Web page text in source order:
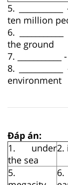
5.
ten million
6.
the ground
7.
8.
environment
Đáp án:
1. under
the sea
2.
5.
6.